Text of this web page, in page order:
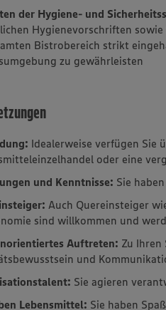
der Hygiene- und
Hygienevorschriften
Bistrobereich strikt
zu gewährleisten
Idealerweise verfügen Sie
oder eine
und Kenntnisse: Sie
Auch Quereinsteiger
sind willkommen und
Auftreten: Zu
und
Sie agieren
Lebensmittel: Sie haben